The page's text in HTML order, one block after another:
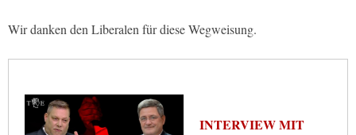
Wir danken den Liberalen für diese Wegweisung.
INTERVIEW MIT